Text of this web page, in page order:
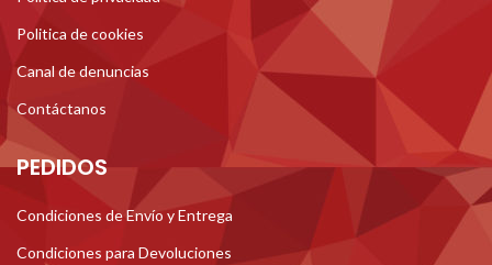
Politica de cookies
Canal de denuncias
Contáctanos
PEDIDOS
Condiciones de Envío y Entrega
Condiciones para Devoluciones